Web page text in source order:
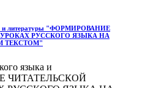
и литературы "ФОРМИРОВАНИЕ
РУССКОГО ЯЗЫКА НА
ТЕКСТОМ"
языка и
ЧИТАТЕЛЬСКОЙ